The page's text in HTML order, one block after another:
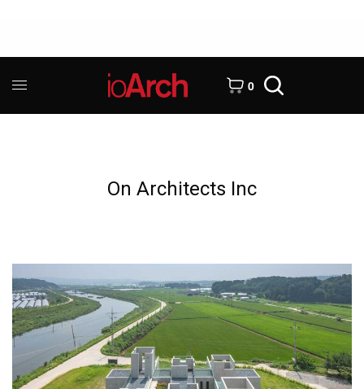
0
On Architects Inc